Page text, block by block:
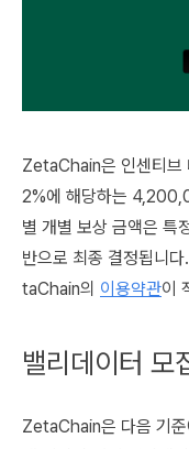
ZetaChain은 인센티브
2%에 해당하는
별 개별 보상 금액은 특
반으로 최종 결정됩니
taChain의 이용약관이
밸리데이터 모
ZetaChain은 다음 기